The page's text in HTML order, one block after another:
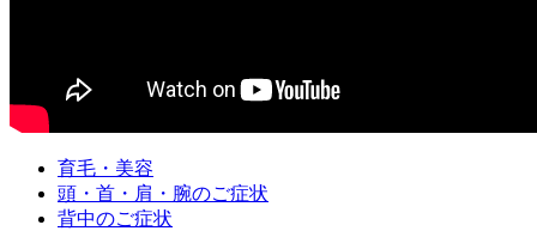
育毛・美容
頭・首・肩・腕のご症状
背中のご症状